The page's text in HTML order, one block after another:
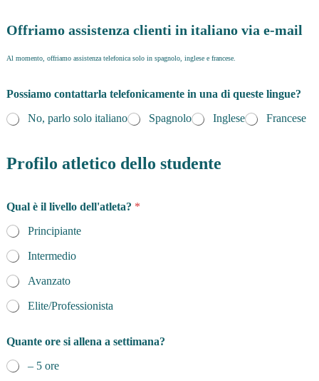
Offriamo assistenza clienti in italiano via e-mail
Al momento, offriamo assistenza telefonica solo in spagnolo, inglese e francese.
Possiamo contattarla telefonicamente in una di queste lingue?
No, parlo solo italiano
Spagnolo Inglese Francese
Profilo atletico dello studente
Qual è il livello dell'atleta? *
Principiante
Intermedio
Avanzato
Elite/Professionista
Quante ore si allena a settimana?
– 5 ore